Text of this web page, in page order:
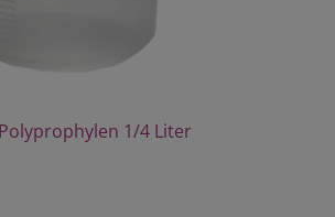
1/4 Liter